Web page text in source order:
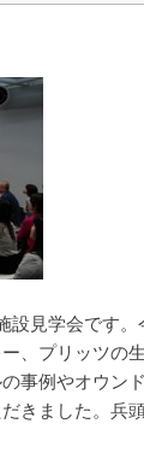
設見学会です
、プリッツの
事例やオウン
きました。兵